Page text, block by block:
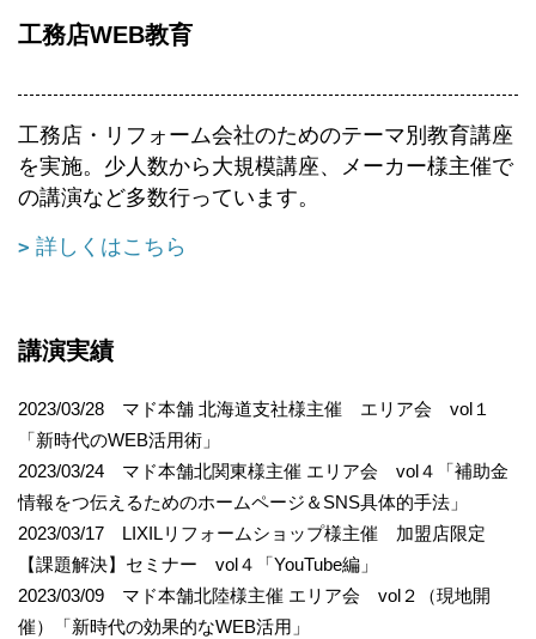
工務店WEB教育
工務店・リフォーム会社のためのテーマ別教育講座
を実施。少人数から大規模講座、メーカー様主催で
の講演など多数行っています。
詳しくはこちら
講演実績
2023/03/28 マド本舗 北海道支社様主催 エリア会 vol１
「新時代のWEB活用術」
2023/03/24 マド本舗北関東様主催 エリア会 vol４「補助金
情報をつ伝えるためのホームページ＆SNS具体的手法」
2023/03/17 LIXILリフォームショップ様主催 加盟店限定
【課題解決】セミナー vol４「YouTube編」
2023/03/09 マド本舗北陸様主催 エリア会 vol２（現地開
催）「新時代の効果的なWEB活用」